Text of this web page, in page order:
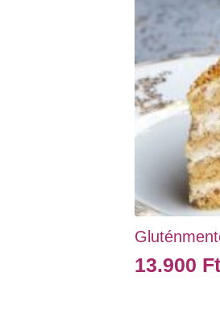
13.900 Ft